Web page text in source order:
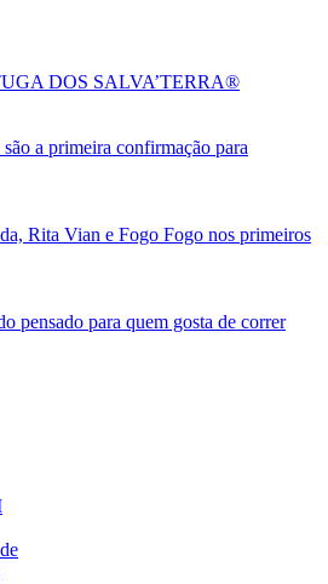
DOS SALVA’TERRA®
a primeira confirmação para
Rita Vian e Fogo Fogo nos primeiros
pensado para quem gosta de correr